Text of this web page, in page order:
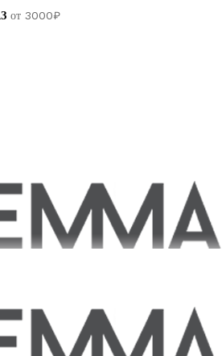
от 3000₽